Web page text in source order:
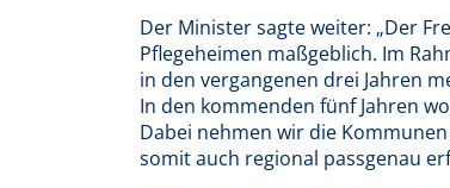
Der Minister sagte weiter: „Der
Pflegeheimen maßgeblich. Im
in den vergangenen drei Jahren
In den kommenden fünf Jahren
Dabei nehmen wir die
somit auch regional passgenau